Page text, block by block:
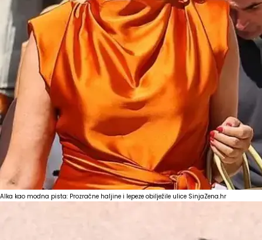
Alka kao modna pista: Prozračne haljine i lepeze obilježile ulice SinjaZena.hr